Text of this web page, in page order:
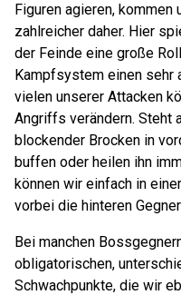
Figuren agieren, kommen
zahlreicher daher. Hier
der Feinde eine große
Kampfsystem einen sehr
vielen unserer Attacken
Angriffs verändern.
blockender Brocken in
buffen oder heilen ihn
können wir einfach in
vorbei die hinteren
Bei manchen
obligatorischen,
Schwachpunkte, die wir